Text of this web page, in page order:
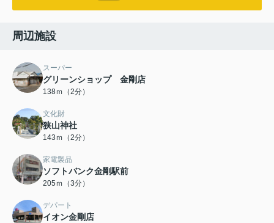
周辺施設
スーパー
グリーンショップ 金剛店
138ｍ（2分）
文化財
狭山神社
143ｍ（2分）
家電製品
ソフトバンク金剛駅前
205ｍ（3分）
デパート
イオン金剛店